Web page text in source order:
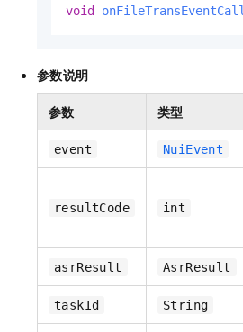
void
参数说明
参数 类型
event NuiEvent
resultCode int
asrResult AsrResult
taskId String